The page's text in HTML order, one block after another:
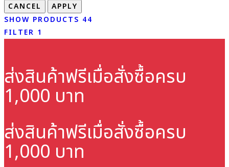
SHOW PRODUCTS 44
FILTER 1
ส่งสินค้าฟรีเมื่อสั่งซื้อครบ
1,000 บาท
ส่งสินค้าฟรีเมื่อสั่งซื้อครบ
1,000 บาท